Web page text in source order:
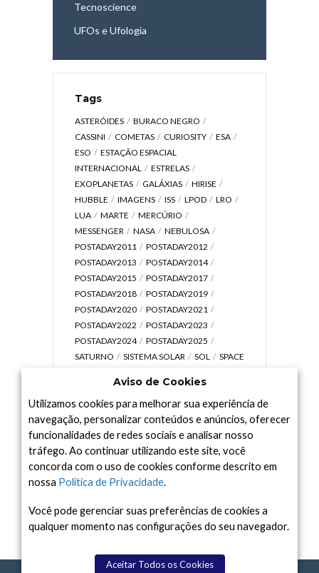
Tecnoscience
UFOs e Ufologia
Tags
ASTERÓIDES
BURACO NEGRO
CASSINI
COMETAS CURIOSITY
ESA
ESO
ESTAÇÃO ESPACIAL
INTERNACIONAL
ESTRELAS
EXOPLANETAS
GALÁXIAS
HIRISE
HUBBLE
IMAGENS ISS LPOD
LRO
LUA
MARTE
MERCÚRIO
MESSENGER
NASA
NEBULOSA
POSTADAY2011
POSTADAY2012
POSTADAY2013
POSTADAY2014
POSTADAY2015
POSTADAY2017
POSTADAY2018
POSTADAY2019
POSTADAY2020
POSTADAY2021
POSTADAY2022
POSTADAY2023
POSTADAY2024
POSTADAY2025
SATURNO
SISTEMA SOLAR SOL
SPACE
UNIVERSO
VÍDEO
Arquivo
Arquivo
Aviso de Cookies
Utilizamos cookies para melhorar sua experiência de
navegação, personalizar conteúdos e anúncios, oferecer
funcionalidades de redes sociais e analisar nosso
tráfego. Ao continuar utilizando este site, você
concorda com o uso de cookies conforme descrito em
nossa Política de Privacidade.
Você pode gerenciar suas preferências de cookies a
qualquer momento nas configurações do seu navegador.
Aceitar Todos os Cookies